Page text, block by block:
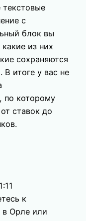
текстовые
с
блок вы
из них
сохраняются
В итоге у вас не
по которому
ставок до
к
в Орле или